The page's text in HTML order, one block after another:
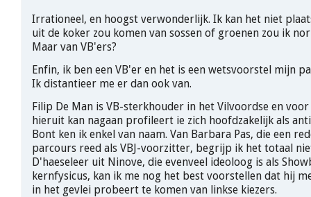
Irrationeel, en hoogst verwonderlijk. Ik kan het niet
uit de koker zou komen van sossen of groenen zou ik
Maar van VB'ers?
Enfin, ik ben een VB'er en het is een wetsvoorstel mijn
Ik distantieer me er dan ook van.
Filip De Man is VB-sterkhouder in het Vilvoordse en
hieruit kan nagaan profileert ie zich hoofdzakelijk als
Bont ken ik enkel van naam. Van Barbara Pas, die een
parcours reed als VBJ-voorzitter, begrijp ik het totaal
D'haeseleer uit Ninove, die evenveel ideoloog is als
kernfysicus, kan ik me nog het best voorstellen dat hij
in het gevlei probeert te komen van linkse kiezers.